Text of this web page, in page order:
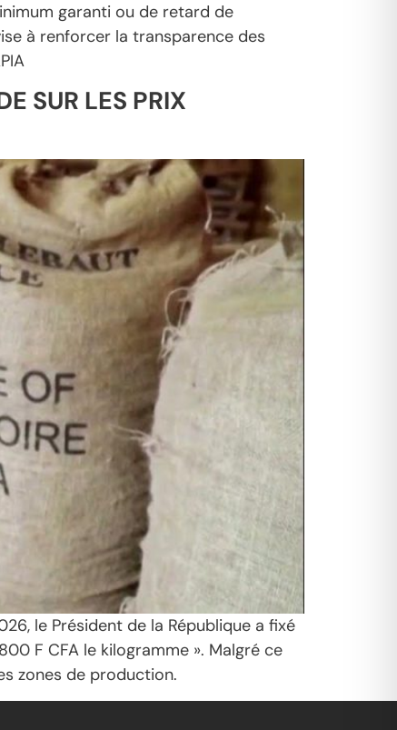
garanti ou de retard de
à renforcer la transparence des
SUR LES PRIX
le Président de la République a fixé
F CFA le kilogramme ». Malgré ce
zones de production.